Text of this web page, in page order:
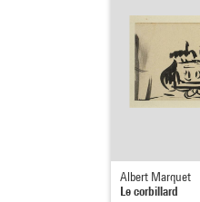
Albert Marquet
Le corbillard